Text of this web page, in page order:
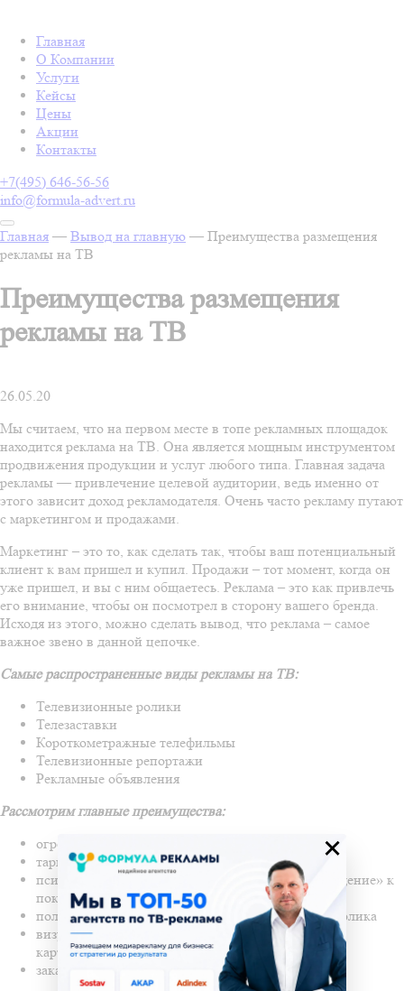
Главная
О Компании
Услуги
Кейсы
Цены
Акции
Контакты
+7(495) 646-56-56
info@formula-advert.ru
Главная — Вывод на главную — Преимущества размещения
рекламы на ТВ
Преимущества размещения
рекламы на ТВ
26.05.20
Мы считаем, что на первом месте в топе рекламных площадок
находится реклама на ТВ. Она является мощным инструментом
продвижения продукции и услуг любого типа. Главная задача
рекламы — привлечение целевой аудитории, ведь именно от
этого зависит доход рекламодателя. Очень часто рекламу путают
с маркетингом и продажами.
Маркетинг – это то, как сделать так, чтобы ваш потенциальный
клиент к вам пришел и купил. Продажи – тот момент, когда он
уже пришел, и вы с ним общаетесь. Реклама – это как привлечь
его внимание, чтобы он посмотрел в сторону вашего бренда.
Исходя из этого, можно сделать вывод, что реклама – самое
важное звено в данной цепочке.
Самые распространенные виды рекламы на ТВ:
Телевизионные ролики
Телезаставки
Короткометражные телефильмы
Телевизионные репортажи
Рекламные объявления
Рассмотрим главные преимущества:
огромный охват аудитории
таргетирование
психологическое воздействие рекламы, «принуждение» к
покупке
полный просмотр ролика, отсутствие пропуска ролика
визуализация товара/услуги (совмещение звука и
картинки)
заказ товара, не выходя из дома
×